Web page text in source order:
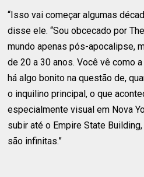
“Isso vai começar algumas
disse ele. “Sou obcecado por
mundo apenas pós-apocalipse,
de 20 a 30 anos. Você vê como
há algo bonito na questão de,
o inquilino principal, o que
especialmente visual em Nova
subir até o Empire State
são infinitas.”